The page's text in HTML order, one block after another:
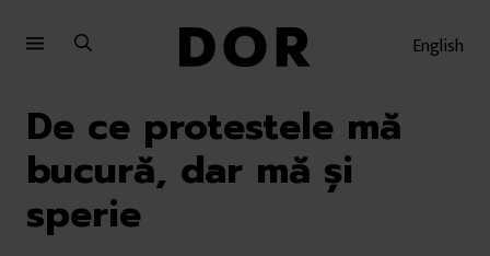
English
De ce protestele mă
bucură, dar mă şi
sperie